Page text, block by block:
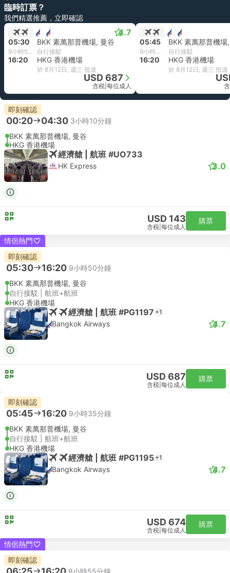
臨時訂票？
我們精選推薦，立即確認
4.7
05:30 BKK 素萬那普機場, 曼谷
9小時50分鐘 自行接駁
16:20 HKG 香港機場
於 8月12日, 週三 抵達
USD 687
含税 每位成人
05:45 BKK 素萬那普機場
9小時35分鐘 自行接駁
16:20 HKG 香港機場
於 8月12日, 週三 抵達
即刻確認
00:20 04:30 3小時10分鐘
BKK 素萬那普機場, 曼谷
HKG 香港機場
經濟艙 | 航班 #UO733
HK Express 3.0
USD 143
含税 每位成人
購票
情侶熱門
即刻確認
05:30 16:20 9小時50分鐘
BKK 素萬那普機場, 曼谷
自行接駁 | 航班+航班
HKG 香港機場
經濟艙 | 航班 #PG1197 +1
Bangkok Airways 4.7
USD 687
含税 每位成人
購票
即刻確認
05:45 16:20 9小時35分鐘
BKK 素萬那普機場, 曼谷
自行接駁 | 航班+航班
HKG 香港機場
經濟艙 | 航班 #PG1195 +1
Bangkok Airways 4.7
USD 674
含税 每位成人
購票
情侶熱門
即刻確認
8小時55分鐘